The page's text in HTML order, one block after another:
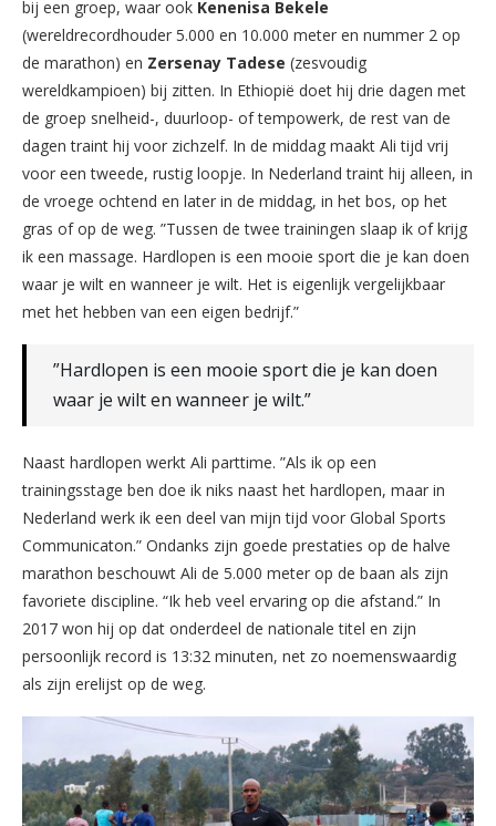
bij een groep, waar ook Kenenisa Bekele
(wereldrecordhouder 5.000 en 10.000 meter en nummer 2 op
de marathon) en Zersenay Tadese (zesvoudig
wereldkampioen) bij zitten. In Ethiopië doet hij drie dagen met
de groep snelheid-, duurloop- of tempowerk, de rest van de
dagen traint hij voor zichzelf. In de middag maakt Ali tijd vrij
voor een tweede, rustig loopje. In Nederland traint hij alleen, in
de vroege ochtend en later in de middag, in het bos, op het
gras of op de weg. ”Tussen de twee trainingen slaap ik of krijg
ik een massage. Hardlopen is een mooie sport die je kan doen
waar je wilt en wanneer je wilt. Het is eigenlijk vergelijkbaar
met het hebben van een eigen bedrijf.”
”Hardlopen is een mooie sport die je kan doen
waar je wilt en wanneer je wilt.”
Naast hardlopen werkt Ali parttime. ”Als ik op een
trainingsstage ben doe ik niks naast het hardlopen, maar in
Nederland werk ik een deel van mijn tijd voor Global Sports
Communicaton.” Ondanks zijn goede prestaties op de halve
marathon beschouwt Ali de 5.000 meter op de baan als zijn
favoriete discipline. “Ik heb veel ervaring op die afstand.” In
2017 won hij op dat onderdeel de nationale titel en zijn
persoonlijk record is 13:32 minuten, net zo noemenswaardig
als zijn erelijst op de weg.